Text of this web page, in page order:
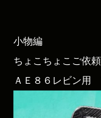
小物編
ちょこちょこご依
ＡＥ８６レビン用